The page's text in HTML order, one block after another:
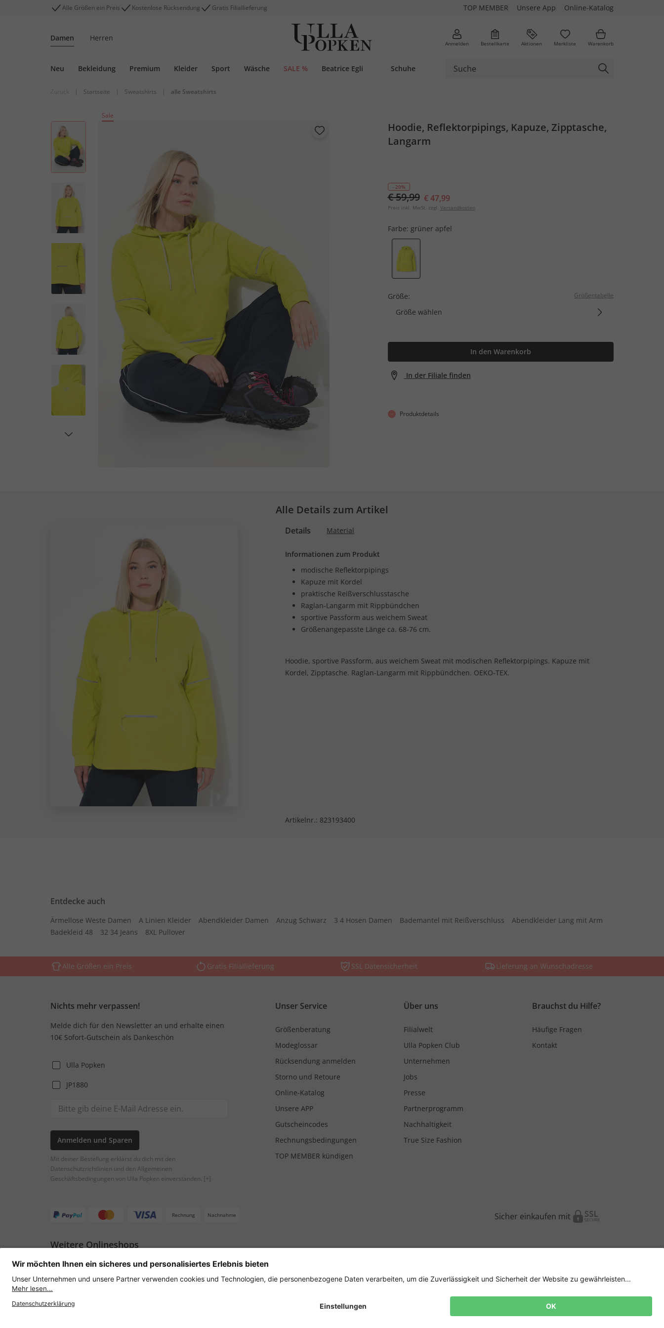
Alle Größen ein Preis Kostenlose Rücksendung Gratis Filiallieferung TOP MEMBER Unsere App Online-Katalog
Damen Herren
Anmelden Bestellkarte Aktionen Merkliste Warenkorb
Neu Bekleidung Premium Kleider Sport Wäsche SALE % Beatrice Egli Schuhe
| Startseite | Sweatshirts | alle Sweatshirts
Sale
Hoodie, Reflektorpipings, Kapuze, Zipptasche,
Langarm
- 20%
€ 59,99 € 47,99
Preis inkl. MwSt. zzgl. Versandkosten
Farbe: grüner apfel
Größe: Größentabelle
Größe wählen
In den Warenkorb
In der Filiale finden
Produktdetails
Alle Details zum Artikel
Details Material
Informationen zum Produkt
modische Reflektorpipings
Kapuze mit Kordel
praktische Reißverschlusstasche
Raglan-Langarm mit Rippbündchen
sportive Passform aus weichem Sweat
Größenangepasste Länge ca. 68-76 cm.
Hoodie, sportive Passform, aus weichem Sweat mit modischen Reflektorpipings. Kapuze mit
Kordel, Zipptasche. Raglan-Langarm mit Rippbündchen. OEKO-TEX.
Artikelnr.: 823193400
Entdecke auch
Ärmellose Weste Damen A Linien Kleider Abendkleider Damen Anzug Schwarz 3 4 Hosen Damen Bademantel mit Reißverschluss
Abendkleider Lang mit Arm
Badekleid 48
32 34 Jeans 8XL Pullover
Alle Größen ein Preis Gratis Filiallieferung SSL Datensicherheit Lieferung an Wunschadresse
Nichts mehr verpassen!
Melde dich für den Newsletter an und erhalte einen
10€ Sofort-Gutschein als Dankeschön
Ulla Popken
JP1880
Anmelden und Sparen
Mit deiner Bestellung erklärst du dich mit den
Datenschutzrichtlinien und den Allgemeinen
Geschäftsbedingungen von Ulla Popken einverstanden. [+]
Unser Service
Größenberatung
Modeglossar
Rücksendung anmelden
Storno und Retoure
Online-Katalog
Unsere APP
Gutscheincodes
Rechnungsbedingungen
TOP MEMBER kündigen
Über uns
Filialwelt
Ulla Popken Club
Unternehmen
Jobs
Presse
Partnerprogramm
Nachhaltigkeit
True Size Fashion
Brauchst du Hilfe?
Häufige Fragen
Kontakt
Rechnung Nachnahme Sicher einkaufen mit
Weitere Onlineshops
Österreich